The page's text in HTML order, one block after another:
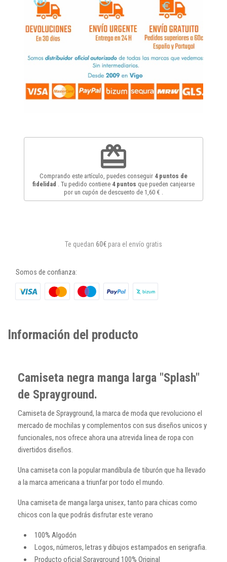
redeem
Comprando este artículo, puedes conseguir 4puntos de
fidelidad
. Tu pedido contiene 4puntos que pueden canjearse
por un cupón de descuento de 1,60 €
Te quedan 60€ para el envío gratis
Somos de confianza:
Información del producto
Camiseta negra manga larga "Splash"
de Sprayground.
Camiseta de Sprayground, la marca de moda que revoluciono el
mercado de mochilas y complementos con sus diseños unicos y
funcionales, nos ofrece ahora una atrevida linea de ropa con
divertidos diseños.
Una camiseta con la popular mandíbula de tiburón que ha llevado
a la marca americana a triunfar por todo el mundo.
Una camiseta de manga larga unisex, tanto para chicas como
chicos con la que podrás disfrutar este verano
100% Algodón
Logos, números, letras y dibujos estampados en serigrafia.
Producto oficial Sprayground 100% Original